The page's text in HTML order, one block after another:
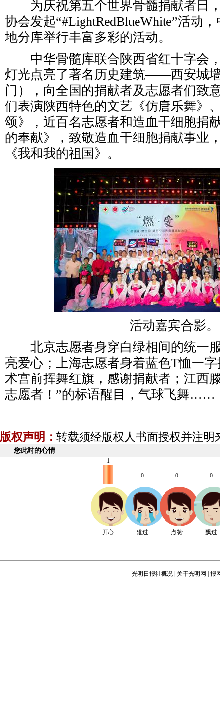
为庆祝第五个世界骨髓捐献者日
协会发起“#LightRedBlueWhite”活动
地分库举行丰富多彩的活动。
中华骨髓库联合陕西省红十字会
灯光点亮了著名历史建筑——西安城
门），向全国的捐献者及志愿者们致
们表演陕西特色的文艺《仿唐乐舞》
颂》，近百名志愿者和造血干细胞捐
的奉献》，致敬造血干细胞捐献事业
《我和我的祖国》。
活动嘉宾合影。
北京志愿者身穿白绿相间的统一
亮爱心；上海志愿者身着蓝色T恤一
术宫前挥舞红旗，感谢捐献者；江西
志愿者！”的标语醒目，气球飞舞……
版权声明： 转载须经版权人书面授权并注明
您此时的心情
1
开心
0
难过
0
点赞
0
飘过
光明日报社概况 关于光明网 报